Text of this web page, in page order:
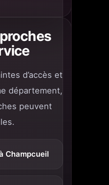
d’accès et
département,
peuvent
Champcueil